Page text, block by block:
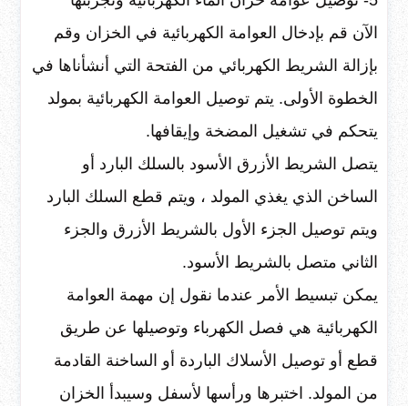
الآن قم بإدخال العوامة الكهربائية في الخزان وقم
بإزالة الشريط الكهربائي من الفتحة التي أنشأناها في
الخطوة الأولى. يتم توصيل العوامة الكهربائية بمولد
يتحكم في تشغيل المضخة وإيقافها.
يتصل الشريط الأزرق الأسود بالسلك البارد أو
الساخن الذي يغذي المولد ، ويتم قطع السلك البارد
ويتم توصيل الجزء الأول بالشريط الأزرق والجزء
الثاني متصل بالشريط الأسود.
يمكن تبسيط الأمر عندما نقول إن مهمة العوامة
الكهربائية هي فصل الكهرباء وتوصيلها عن طريق
قطع أو توصيل الأسلاك الباردة أو الساخنة القادمة
من المولد. اختبرها ورأسها لأسفل وسيبدأ الخزان